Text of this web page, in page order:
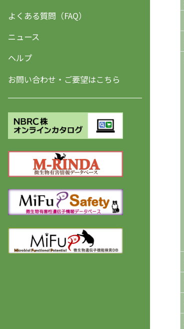
よくある質問（FAQ）
ニュース
ヘルプ
お問い合わせ・ご要望はこちら